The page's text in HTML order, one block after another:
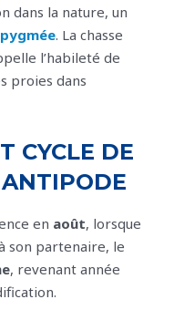
dans la nature, un
. La chasse
l’habileté de
proies dans
CYCLE DE
en août, lorsque
son partenaire, le
, revenant année